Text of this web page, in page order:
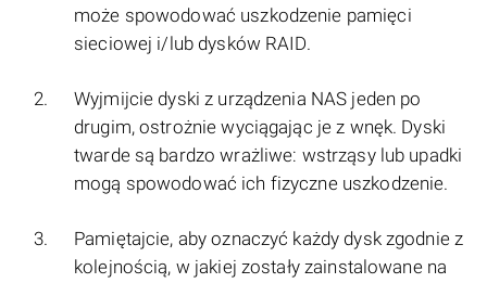
może spowodować uszkodzenie pamięci
sieciowej i/lub dysków RAID.
Wyjmijcie dyski z urządzenia NAS jeden po
drugim, ostrożnie wyciągając je z wnęk. Dyski
twarde są bardzo wrażliwe: wstrząsy lub upadki
mogą spowodować ich fizyczne uszkodzenie.
Pamiętajcie, aby oznaczyć każdy dysk zgodnie z
kolejnością, w jakiej zostały zainstalowane na